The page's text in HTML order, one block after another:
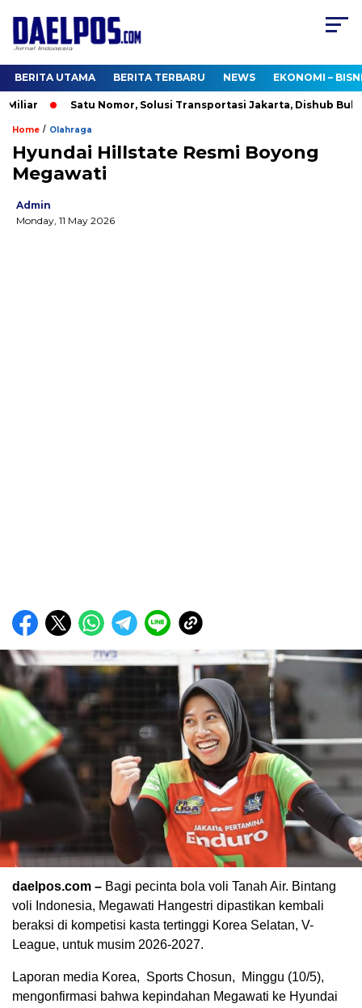
BERITA UTAMA BERITA TERBARU NEWS EKONOMI –
Satu Nomor, Solusi Transportasi Jakarta, Dishub Buka
Home / Olahraga
Hyundai Hillstate Resmi Boyong
Megawati
Admin
Monday, 11 May 2026
daelpos.com – Bagi pecinta bola voli Tanah Air. Bintang
voli Indonesia, Megawati Hangestri dipastikan kembali
beraksi di kompetisi kasta tertinggi Korea Selatan, V-
League, untuk musim 2026-2027.
Laporan media Korea, Sports Chosun, Minggu (10/5),
mengonfirmasi bahwa kepindahan Megawati ke Hyundai